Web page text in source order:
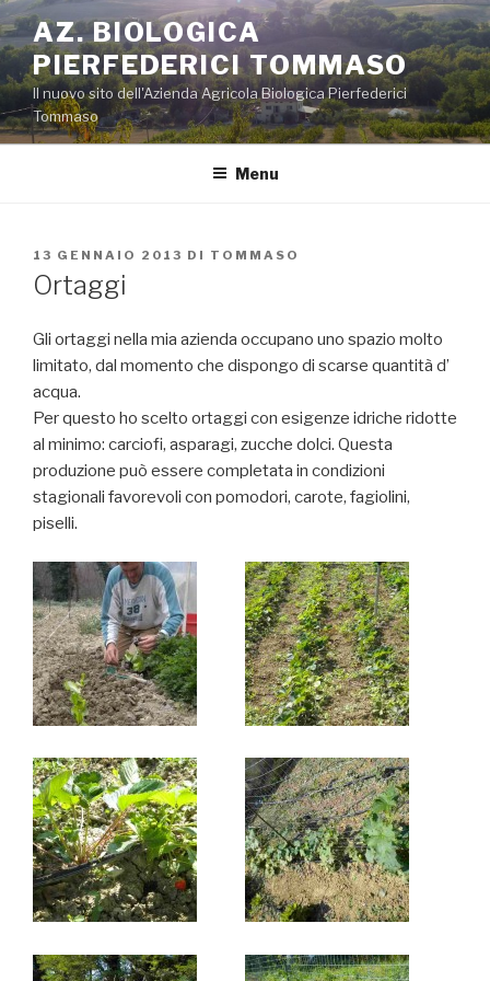
Salta
al
contenuto
AZ. BIOLOGICA
PIERFEDERICI TOMMASO
Il nuovo sito dell'Azienda Agricola Biologica Pierfederici
Tommaso
Menu
PUBBLICATO
IL
13 GENNAIO 2013 DI TOMMASO
Ortaggi
Gli ortaggi nella mia azienda occupano uno spazio molto
limitato, dal momento che dispongo di scarse quantità d’
acqua.
Per questo ho scelto ortaggi con esigenze idriche ridotte
al minimo: carciofi, asparagi, zucche dolci. Questa
produzione può essere completata in condizioni
stagionali favorevoli con pomodori, carote, fagiolini,
piselli.